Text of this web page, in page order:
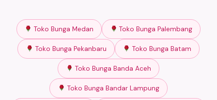
Toko Bunga Medan Toko Bunga Palembang
Toko Bunga Pekanbaru Toko Bunga Batam
Toko Bunga Banda Aceh
Toko Bunga Bandar Lampung